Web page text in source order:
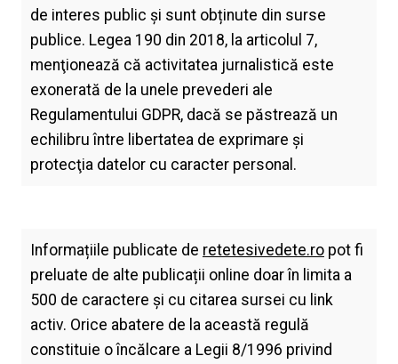
de interes public și sunt obținute din surse
publice. Legea 190 din 2018, la articolul 7,
menţionează că activitatea jurnalistică este
exonerată de la unele prevederi ale
Regulamentului GDPR, dacă se păstrează un
echilibru între libertatea de exprimare şi
protecţia datelor cu caracter personal.
Informațiile publicate de retetesivedete.ropot fi
preluate de alte publicații online doar în limita a
500 de caractere și cu citarea sursei cu link
activ. Orice abatere de la această regulă
constituie o încălcare a Legii 8/1996 privind